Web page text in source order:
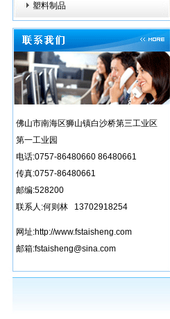
塑料制品
佛山市南海区狮山镇白沙桥第三工业区
第一工业园
电话:0757-86480660 86480661
传真:0757-86480661
邮编:528200
联系人:何则林 13702918254
网址:http://www.fstaisheng.com
邮箱:fstaisheng@sina.com